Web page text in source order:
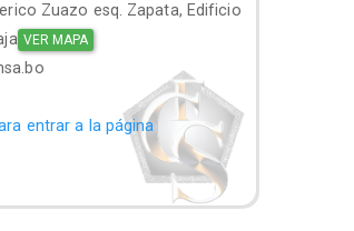
Zuazo esq. Zapata, Edificio
VER MAPA
entrar a la página